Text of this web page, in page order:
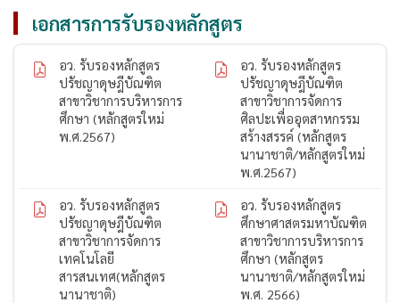
เอกสารการรับรองหลักสูตร
อว. รับรองหลักสูตร
ปรัชญาดุษฎีบัณฑิต
สาขาวิชาการบริหารการ
ศึกษา (หลักสูตรใหม่
พ.ศ.2567)
อว. รับรองหลักสูตร
ปรัชญาดุษฎีบัณฑิต
สาขาวิชาการจัดการ
ศิลปะเพื่ออุตสาหกรรม
สร้างสรรค์ (หลักสูตร
นานาชาติ/หลักสูตรใหม่
พ.ศ.2567)
อว. รับรองหลักสูตร
ปรัชญาดุษฎีบัณฑิต
สาขาวิชาการจัดการ
เทคโนโลยี
สารสนเทศ(หลักสูตร
นานาชาติ)
อว. รับรองหลักสูตร
ศึกษาศาสตรมหาบัณฑิต
สาขาวิชาการบริหารการ
ศึกษา (หลักสูตร
นานาชาติ/หลักสูตรใหม่
พ.ศ. 2566)